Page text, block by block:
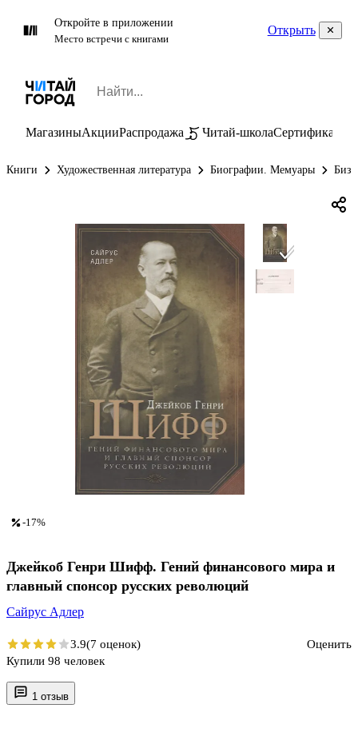
Откройте в приложении
Место встречи с книгами
Открыть
МагазиныАкцииРаспродажа Читай-школаСертификаты
Книги Художественная литература Биографии. Мемуары
1 отзыв
-17%
Джейкоб Генри Шифф. Гений финансового мира и
главный спонсор русских революций
Сайрус Адлер
3.9(7 оценок)
Оценить
Купили 98 человек